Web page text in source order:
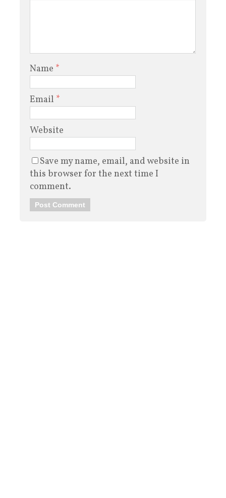
Name *
Email *
Website
Save my name, email, and website in
this browser for the next time I
comment.